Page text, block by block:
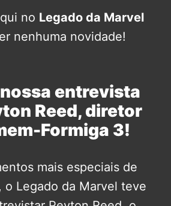
no Legado da Marvel
nenhuma novidade!
entrevista
Reed, diretor
Formiga 3!
mais especiais de
o Legado da Marvel teve